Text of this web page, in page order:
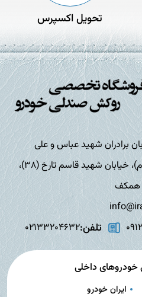
تحویل اکسپرس
برادران شهید عباس و علی
فخارنیا(15متری دوم)، خیابان شهید قاسم تارخ (38)،
تلفن:02133204632
داخلی
ایران خودرو